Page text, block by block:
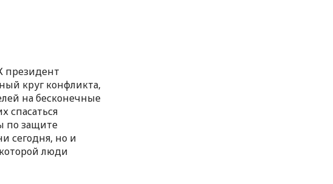
круг конфликта,
на бесконечные
спасаться
по защите
сегодня, но и
люди